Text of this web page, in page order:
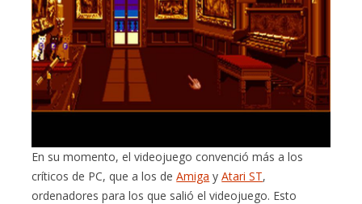
En su momento, el videojuego convenció más a los
críticos de PC, que a los deAmiga yAtari ST,
ordenadores para los que salió el videojuego. Esto